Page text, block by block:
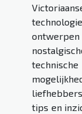
tips en